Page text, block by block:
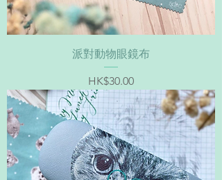
派對動物眼鏡布
價格
HK$30.00